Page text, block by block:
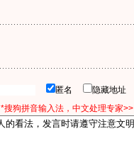
匿名 隐藏地址
*搜狗拼音输入法，中文处理专家>>